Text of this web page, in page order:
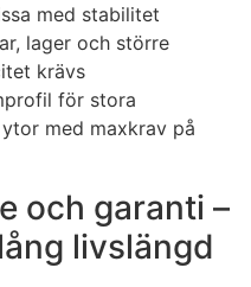
med stabilitet
lager och större
krävs
för stora
med maxkrav på
och garanti –
livslängd